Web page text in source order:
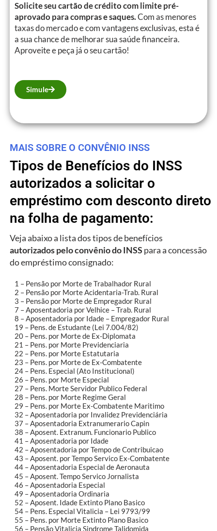
Solicite seu cartão de crédito com limite pré-
aprovado para compras e saques.Com as menores
taxas do mercado e com vantagens exclusivas, esta é
a sua chance de melhorar sua saúde financeira.
Aproveite e peça já o seu cartão!
Simule
MAIS SOBRE O CONVÊNIO INSS
Tipos de Benefícios do INSS
autorizados a solicitar o
empréstimo com desconto direto
na folha de pagamento:
Veja abaixo a lista dos tipos de benefícios
autorizados pelo convênio do INSS para a concessão
do empréstimo consignado:
1 – Pensão por Morte de Trabalhador Rural
2 – Pensão por Morte Acidentaria-Trab. Rural
3 – Pensão por Morte de Empregador Rural
7 – Aposentadoria por Velhice – Trab. Rural
8 – Aposentadoria por Idade – Empregador Rural
19 – Pens. de Estudante (Lei 7.004/82)
20 – Pens. por Morte de Ex-Diplomata
21 – Pens. por Morte Previdenciaria
22 – Pens. por Morte Estatutaria
23 – Pens. por Morte de Ex-Combatente
24 – Pens. Especial (Ato Institucional)
26 – Pens. por Morte Especial
27 – Pens. Morte Servidor Publico Federal
28 – Pens. por Morte Regime Geral
29 – Pens. por Morte Ex-Combatente Maritimo
32 – Aposentadoria por Invalidez Previdenciária
37 – Aposentadoria Extranumerario Capin
38 – Aposent. Extranum. Funcionario Publico
41 – Aposentadoria por Idade
42 – Aposentadoria por Tempo de Contribuicao
43 – Aposent. por Tempo Servico Ex-Combatente
44 – Aposentadoria Especial de Aeronauta
45 – Aposent. Tempo Servico Jornalista
46 – Aposentadoria Especial
49 – Aposentadoria Ordinaria
52 – Aposent. Idade Extinto Plano Basico
54 – Pens. Especial Vitalicia – Lei 9793/99
55 – Pens. por Morte Extinto Plano Basico
56 – Pensão Vitalicia Sindrome Talidomida